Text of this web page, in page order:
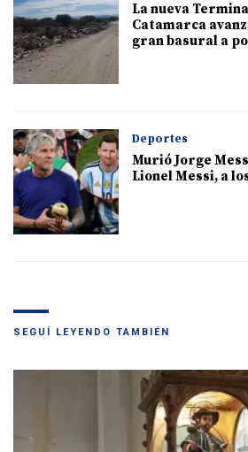
La nueva
Catamarca
gran basural a
Deportes
Murió Jorge
Lionel Messi, a
SEGUÍ LEYENDO TAMBIÉN